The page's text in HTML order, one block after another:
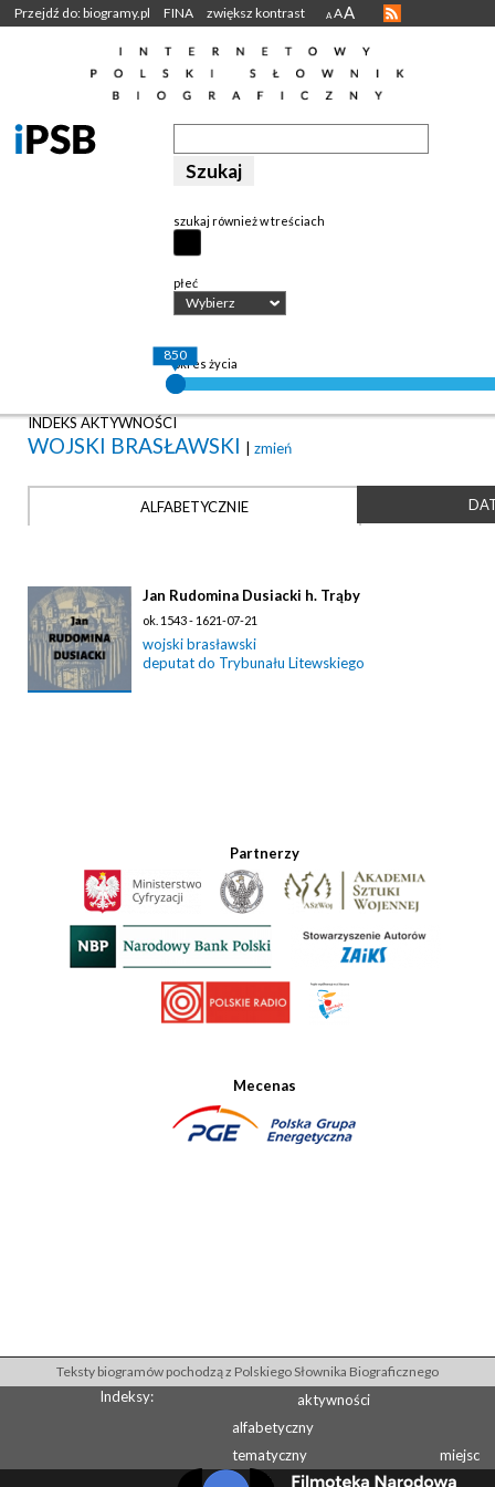
Przejdź do: biogramy.pl FINA zwiększ kontrast A AA
szukaj również w treściach
płeć
Wybierz
okres życia
850
INDEKS AKTYWNOŚCI
WOJSKI BRASŁAWSKI | zmień
ALFABETYCZNIE
Jan Rudomina Dusiacki h. Trąby
ok. 1543 - 1621-07-21
wojski brasławski
deputat do Trybunału Litewskiego
Partnerzy
Mecenas
Teksty biogramów pochodzą z Polskiego Słownika Biograficznego
Indeksy:
aktywności
alfabetyczny
tematyczny
miejsc